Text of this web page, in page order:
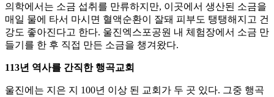
의학에서는 소금 섭취를 만류하지만, 이곳에서 생산된 소금을
매일 물에 타서 마시면 혈액순환이 잘돼 피부도 탱탱해지고 건
강도 좋아진다고 한다. 울진엑스포공원 내 체험장에서 소금 만
들기를 한 후 직접 만든 소금을 챙겨왔다.
113년 역사를 간직한 행곡교회
울진에는 지은 지 100년 이상 된 교회가 두 곳 있다. 그중 행곡